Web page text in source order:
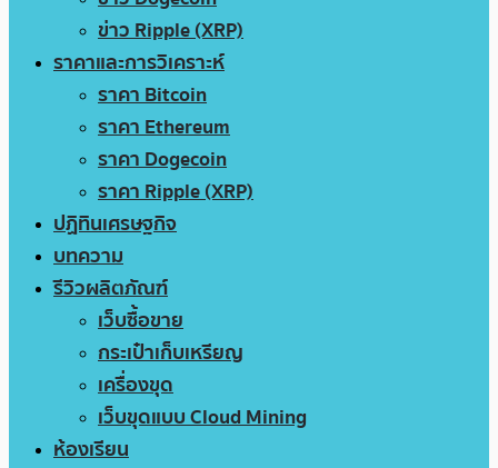
ข่าว Ripple (XRP)
ราคาและการวิเคราะห์
ราคา Bitcoin
ราคา Ethereum
ราคา Dogecoin
ราคา Ripple (XRP)
ปฏิทินเศรษฐกิจ
บทความ
รีวิวผลิตภัณฑ์
เว็บซื้อขาย
กระเป๋าเก็บเหรียญ
เครื่องขุด
เว็บขุดแบบ Cloud Mining
ห้องเรียน